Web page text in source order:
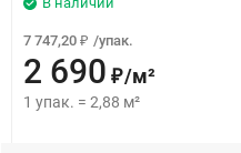
7 747,20 ₽ /упак.
2 690 ₽/м²
1 упак. = 2,88 м²